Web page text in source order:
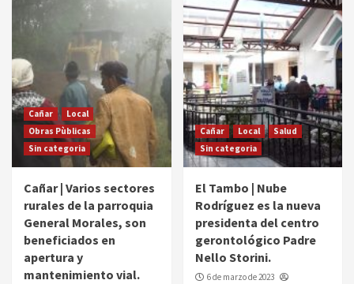
Cañar
Local
Obras Pùblicas
Sin categoria
Cañar | Varios sectores
rurales de la parroquia
General Morales, son
beneficiados en
apertura y
mantenimiento vial.
Cañar Local
Salud
Sin categoria
El Tambo | Nube
Rodríguez es la nueva
presidenta del centro
gerontológico Padre
Nello Storini.
6 de marzo de 2023